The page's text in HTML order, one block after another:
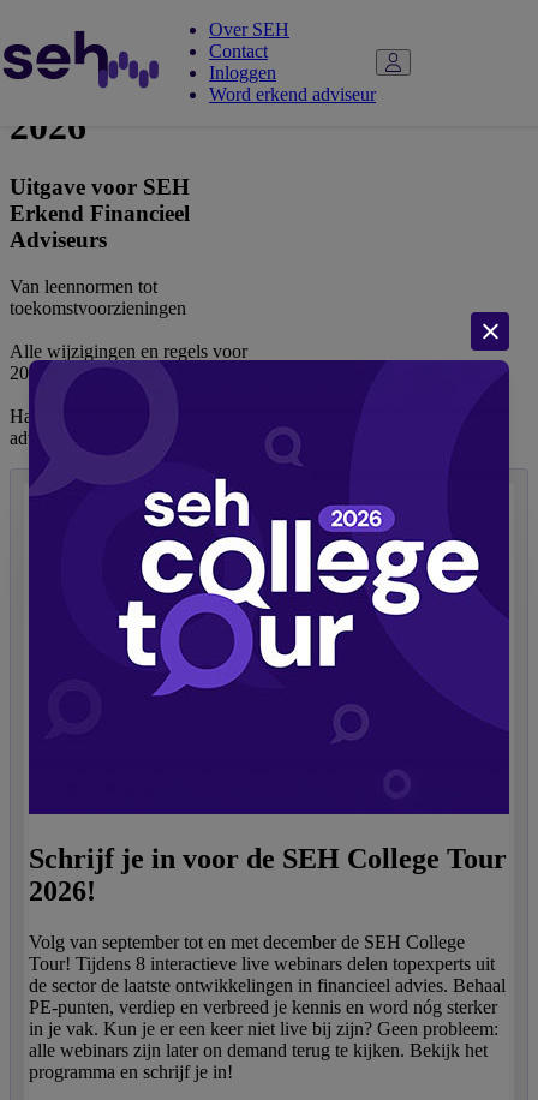
Over SEH
Contact
Inloggen
Word erkend adviseur
Adviespocket
2026
Uitgave voor SEH
Erkend Financieel
Adviseurs
Van leennormen tot
toekomstvoorzieningen
Alle wijzigingen en regels voor
2026
Handige tools voor de
adviespraktijk
Schrijf je in voor de SEH College Tour
2026!
Volg van september tot en met december de SEH College
Tour! Tijdens 8 interactieve live webinars delen topexperts uit
de sector de laatste ontwikkelingen in financieel advies. Behaal
PE-punten, verdiep en verbreed je kennis en word nóg sterker
in je vak. Kun je er een keer niet live bij zijn? Geen probleem:
alle webinars zijn later on demand terug te kijken. Bekijk het
programma en schrijf je in!